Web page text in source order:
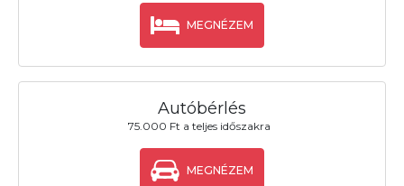
MEGNÉZEM
Autóbérlés
75.000 Ft a teljes időszakra
MEGNÉZEM